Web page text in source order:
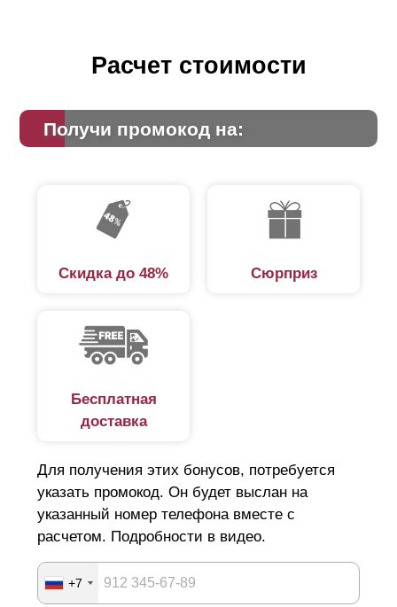
Расчет стоимости
Получи промокод на:
Скидка до 48% Сюрприз
Бесплатная
доставка
Для получения этих бонусов, потребуется
указать промокод. Он будет выслан на
указанный номер телефона вместе с
расчетом. Подробности в видео.
+7